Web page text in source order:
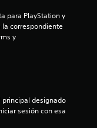
c
f
para PlayStation y
correspondiente
y
designado
sesión con esa